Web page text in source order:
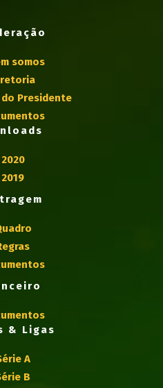
somos
Presidente
2020
2019
& Ligas
A
B